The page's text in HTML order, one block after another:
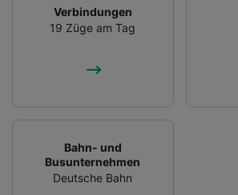
Verbindungen
19 Züge am Tag
Bahn- und
Busunternehmen
Deutsche Bahn